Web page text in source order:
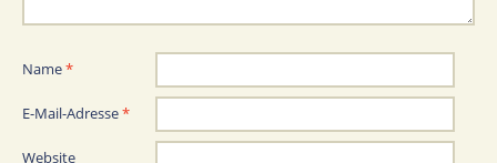
Name*
E-Mail-Adresse*
Website